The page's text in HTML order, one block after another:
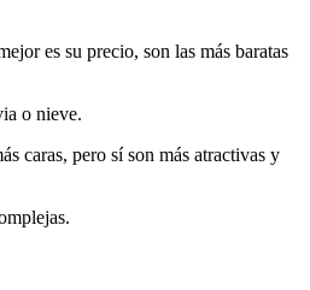
es su precio, son las más baratas
o nieve.
caras, pero sí son más atractivas y